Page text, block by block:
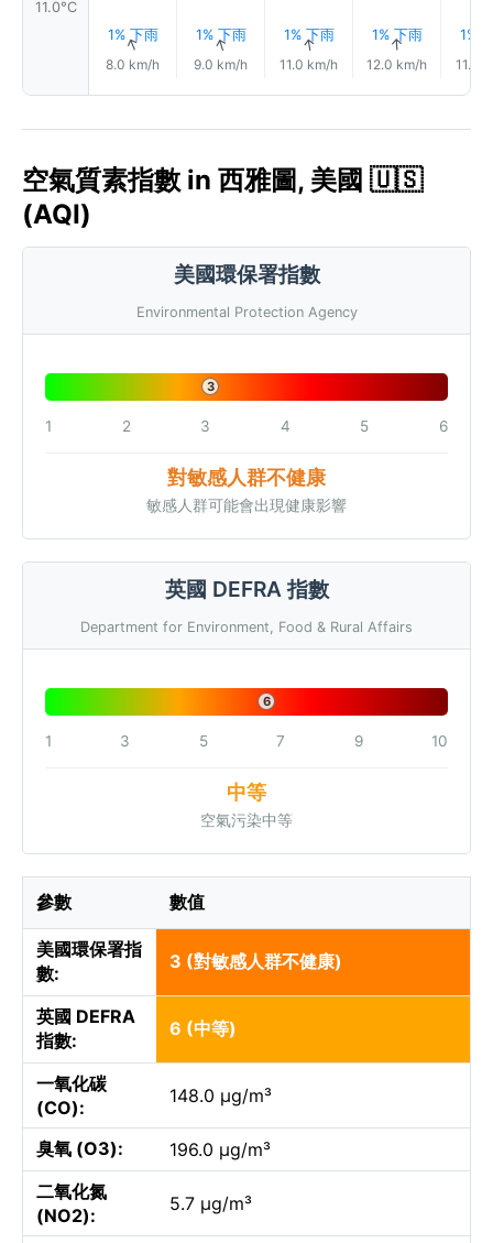
11.0°C
1% 下雨
↑
8.0 km/h
1% 下雨
↑
9.0 km/h
1% 下雨
↑
11.0 km/h
1% 下雨
↑
12.0 km/h
1%
11.0
空氣質素指數 in 西雅圖, 美國 🇺🇸
(AQI)
美國環保署指數
Environmental Protection Agency
3
1 2 3 4 5 6
對敏感人群不健康
敏感人群可能會出現健康影響
英國 DEFRA 指數
Department for Environment, Food & Rural Affairs
6
1 3 5 7 9 10
中等
空氣污染中等
參數 數值
美國環保署指
數:
3 (對敏感人群不健康)
英國 DEFRA
指數:
6 (中等)
一氧化碳
(CO):
148.0 µg/m³
臭氧 (O3):
196.0 µg/m³
二氧化氮
(NO2):
5.7 µg/m³